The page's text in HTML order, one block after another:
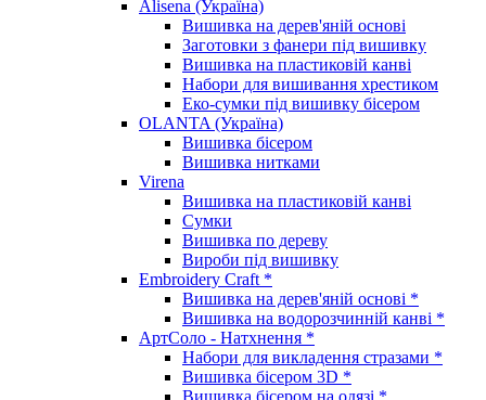
Alisena (Україна)
Вишивка на дерев'яній основі
Заготовки з фанери під вишивку
Вишивка на пластиковій канві
Набори для вишивання хрестиком
Еко-сумки під вишивку бісером
OLANTA (Україна)
Вишивка бісером
Вишивка нитками
Virena
Вишивка на пластиковій канві
Сумки
Вишивка по дереву
Вироби під вишивку
Embroidery Craft *
Вишивка на дерев'яній основі *
Вишивка на водорозчинній канві *
АртСоло - Натхнення *
Набори для викладення стразами *
Вишивка бісером 3D *
Вишивка бісером на одязі *